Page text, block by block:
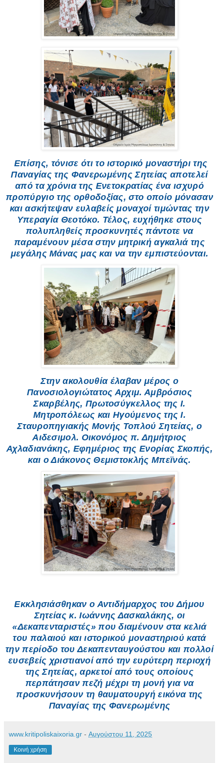
Επίσης, τόνισε ότι το ιστορικό μοναστήρι της
Παναγίας της Φανερωμένης Σητείας αποτελεί
από τα χρόνια της Ενετοκρατίας ένα ισχυρό
προπύργιο της ορθοδοξίας, στο οποίο μόνασαν
και ασκήτεψαν ευλαβείς μοναχοί τιμώντας την
Υπεραγία Θεοτόκο. Τέλος, ευχήθηκε στους
πολυπληθείς προσκυνητές πάντοτε να
παραμένουν μέσα στην μητρική αγκαλιά της
μεγάλης Μάνας μας και να την εμπιστεύονται.
Στην ακολουθία έλαβαν μέρος ο
Πανοσιολογιώτατος Αρχιμ. Αμβρόσιος
Σκαρβέλης, Πρωτοσύγκελλος της Ι.
Μητροπόλεως και Ηγούμενος της Ι.
Σταυροπηγιακής Μονής Τοπλού Σητείας, ο
Aιδεσιμολ. Οικονόμος π. Δημήτριος
Αχλαδιανάκης, Εφημέριος της Ενορίας Σκοπής,
και ο Διάκονος Θεμιστοκλής Μπεϊνάς.
Εκκλησιάσθηκαν ο Αντιδήμαρχος του Δήμου
Σητείας κ. Ιωάννης Δασκαλάκης, οι
«Δεκαπενταριστές» που διαμένουν στα κελιά
του παλαιού και ιστορικού μοναστηριού κατά
την περίοδο του Δεκαπενταυγούστου και πολλοί
ευσεβείς χριστιανοί από την ευρύτερη περιοχή
της Σητείας, αρκετοί από τους οποίους
περπάτησαν πεζή μέχρι τη μονή για να
προσκυνήσουν τη θαυματουργή εικόνα της
Παναγίας της Φανερωμένης
www.kritipoliskaixoria.gr - Αυγούστου 11, 2025
Κοινή χρήση